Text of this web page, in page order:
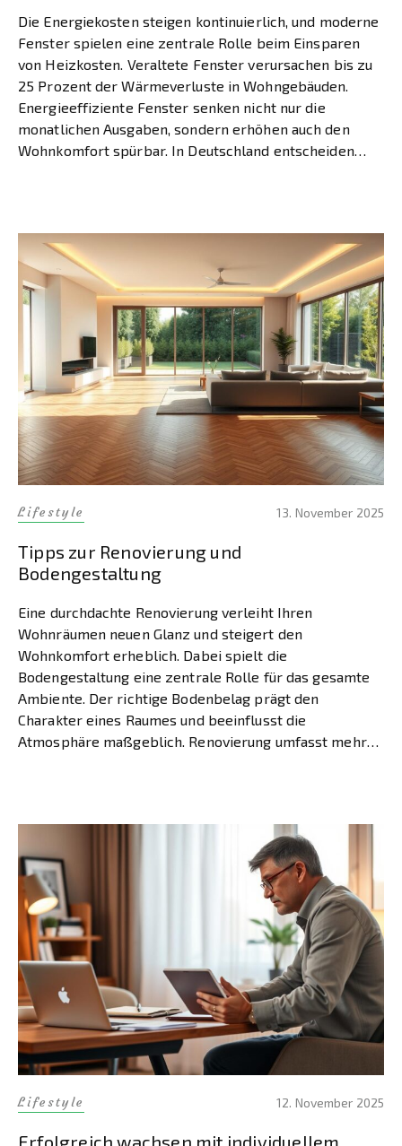
Die Energiekosten steigen kontinuierlich, und moderne
Fenster spielen eine zentrale Rolle beim Einsparen
von Heizkosten. Veraltete Fenster verursachen bis zu
25 Prozent der Wärmeverluste in Wohngebäuden.
Energieeffiziente Fenster senken nicht nur die
monatlichen Ausgaben, sondern erhöhen auch den
Wohnkomfort spürbar. In Deutschland entscheiden
Lifestyle 13. November 2025
Tipps zur Renovierung und
Bodengestaltung
Eine durchdachte Renovierung verleiht Ihren
Wohnräumen neuen Glanz und steigert den
Wohnkomfort erheblich. Dabei spielt die
Bodengestaltung eine zentrale Rolle für das gesamte
Ambiente. Der richtige Bodenbelag prägt den
Charakter eines Raumes und beeinflusst die
Atmosphäre maßgeblich. Renovierung umfasst mehr
sowohl […]
Lifestyle 12. November 2025
Erfolgreich wachsen mit individuellem